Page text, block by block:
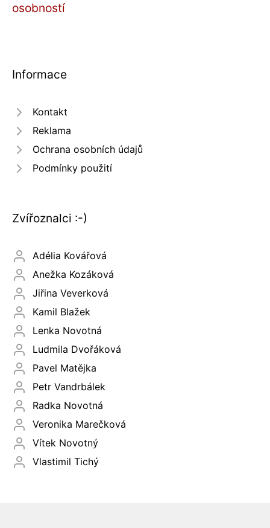
osobností
Informace
Kontakt
Reklama
Ochrana osobních údajů
Podmínky použití
Zvířoznalci :-)
Adélia Kovářová
Anežka Kozáková
Jiřina Veverková
Kamil Blažek
Lenka Novotná
Ludmila Dvořáková
Pavel Matějka
Petr Vandrbálek
Radka Novotná
Veronika Marečková
Vítek Novotný
Vlastimil Tichý